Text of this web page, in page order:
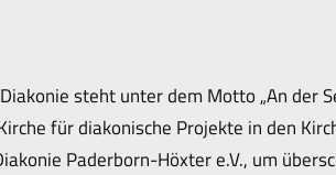
steht unter dem Motto „An der
für diakonische Projekte in den
Paderborn-Höxter e.V., um